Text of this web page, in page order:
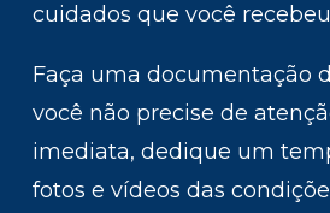
cuidados que você
Faça uma documentação
você não precise de
imediata, dedique um
fotos e vídeos das